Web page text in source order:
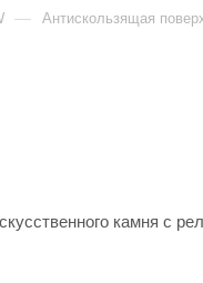
— Антискользящая
камня с